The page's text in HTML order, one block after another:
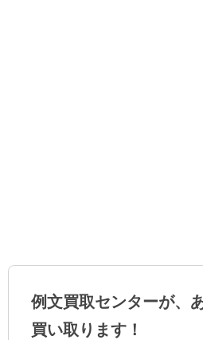
例文買取センターが、
買い取ります！